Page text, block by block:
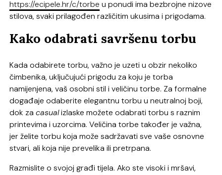
https://ecipele.hr/c/torbe u ponudi ima bezbrojne nizove
stilova, svaki prilagođen različitim ukusima i prigodama.
Kako odabrati savršenu torbu
Kada odabirete torbu, važno je uzeti u obzir nekoliko
čimbenika, uključujući prigodu za koju je torba
namijenjena, vaš osobni stil i veličinu torbe. Za formalne
događaje odaberite elegantnu torbu u neutralnoj boji,
dok zacasualizlaske možete odabrati torbu s raznim
printevima i uzorcima. Veličina torbe također je važna,
jer želite torbu koja može sadržavati sve vaše osnovne
stvari, ali koja nije prevelika ili pretrpana.
Razmislite o svojoj građi tijela. Ako ste visoki i mršavi,